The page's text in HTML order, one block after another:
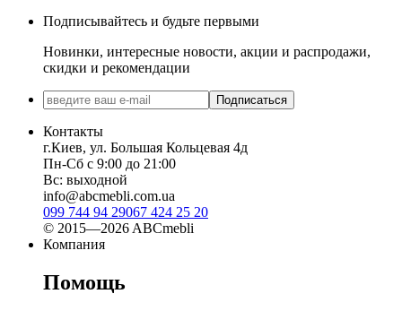
Подписывайтесь и будьте первыми
Новинки, интересные новости, акции и распродажи,
скидки и рекомендации
Подписаться
Контакты
г.Киев, ул. Большая Кольцевая 4д
Пн-Сб с 9:00 до 21:00
Вс: выходной
info@abcmebli.com.ua
099 744 94 29067 424 25 20
© 2015—2026 ABCmebli
Компания
Помощь